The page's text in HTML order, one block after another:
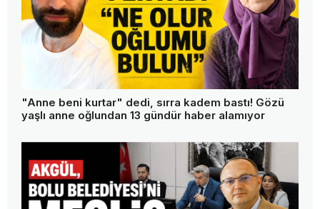
Boluspor'un otobüsünü de geri aldılar! Başkan
Bayrak: "Bu memleketin tek askeri ben değilim"